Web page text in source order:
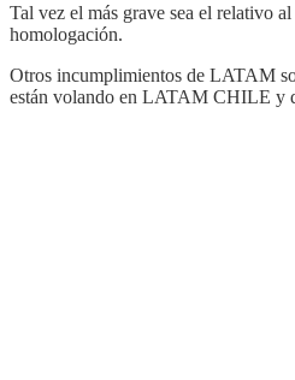
Tal vez el más grave sea el relativo
homologación.
Otros incumplimientos de LATAM
están volando en LATAM CHILE y